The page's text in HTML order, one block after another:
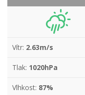
Vítr: 2.63m/s
Tlak: 1020hPa
Vlhkost: 87%